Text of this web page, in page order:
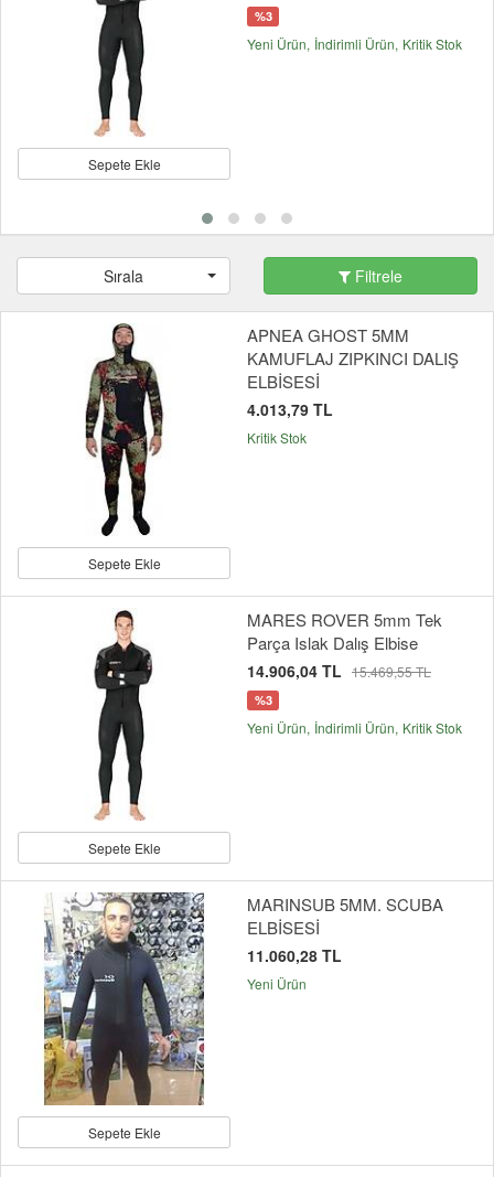
Sepete Ekle
%3
Yeni Ürün İndirimli Ürün Kritik Stok
Sırala Filtrele
Sepete Ekle
APNEA GHOST 5MM
KAMUFLAJ ZIPKINCI DALIŞ
ELBİSESİ
4.013,79 TL
Kritik Stok
Sepete Ekle
MARES ROVER 5mm Tek
Parça Islak Dalış Elbise
14.906,04 TL 15.469,55 TL
%3
Yeni Ürün İndirimli Ürün Kritik Stok
Sepete Ekle
MARINSUB 5MM. SCUBA
ELBİSESİ
11.060,28 TL
Yeni Ürün